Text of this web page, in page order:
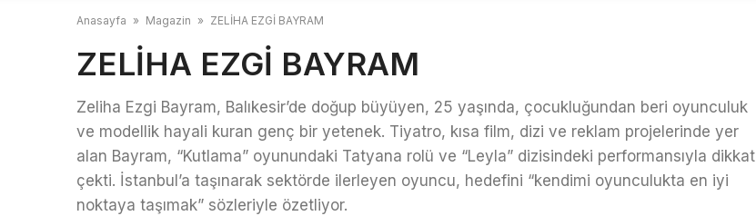
Anasayfa » Magazin » ZELİHA EZGİ BAYRAM
ZELİHA EZGİ BAYRAM
Zeliha Ezgi Bayram, Balıkesir’de doğup büyüyen, 25 yaşında, çocukluğundan beri oyunculuk
ve modellik hayali kuran genç bir yetenek. Tiyatro, kısa film, dizi ve reklam projelerinde yer
alan Bayram, “Kutlama” oyunundaki Tatyana rolü ve “Leyla” dizisindeki performansıyla dikkat
çekti. İstanbul’a taşınarak sektörde ilerleyen oyuncu, hedefini “kendimi oyunculukta en iyi
noktaya taşımak” sözleriyle özetliyor.